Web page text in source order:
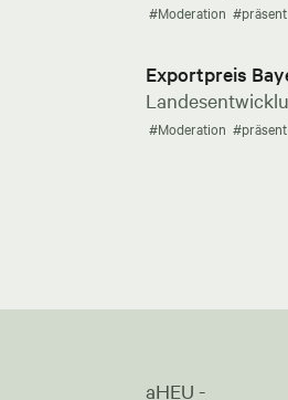
#Moderation #präsent
Exportpreis
#Moderation #präsent
aHEU -